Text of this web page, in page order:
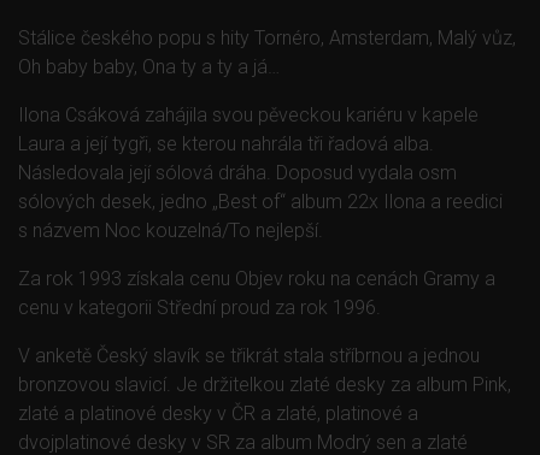
Stálice českého popu s hity Tornéro, Amsterdam, Malý vůz,
Oh baby baby, Ona ty a ty a já…
Ilona Csáková zahájila svou pěveckou kariéru v kapele
Laura a její tygři, se kterou nahrála tři řadová alba.
Následovala její sólová dráha. Doposud vydala osm
sólových desek, jedno „Best of“ album 22x Ilona a reedici
s názvem Noc kouzelná/To nejlepší.
Za rok 1993 získala cenu Objev roku na cenách Gramy a
cenu v kategorii Střední proud za rok 1996.
V anketě Český slavík se třikrát stala stříbrnou a jednou
bronzovou slavicí. Je držitelkou zlaté desky za album Pink,
zlaté a platinové desky v ČR a zlaté, platinové a
dvojplatinové desky v SR za album Modrý sen a zlaté